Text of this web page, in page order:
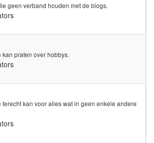
geen verband houden met de blogs.
praten over hobbys.
terecht kan voor alles wat in geen enkele andere